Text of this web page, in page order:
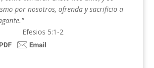
por nosotros, ofrenda y sacrificio a
Efesios 5:1-2